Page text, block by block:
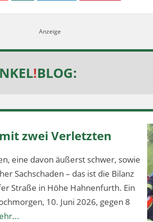
!BLOG:
zwei Verletzten
eine davon äußerst schwer, sowie
Sachschaden – das ist die Bilanz
Straße in Höhe Hahnenfurth. Ein
10. Juni 2026, gegen 8